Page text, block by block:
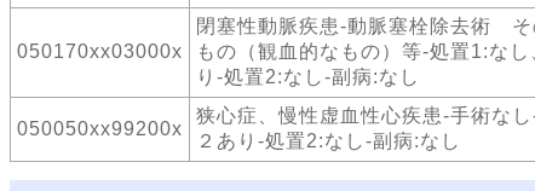
050170xx03000x
閉塞性動脈疾患-動脈塞栓除去術 そ
もの（観血的なもの）等-処置1:なし
り-処置2:なし-副病:なし
050050xx99200x
狭心症、慢性虚血性心疾患-手術な
２あり-処置2:なし-副病:なし